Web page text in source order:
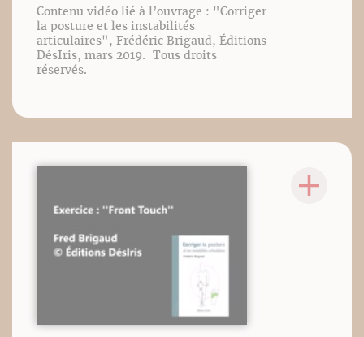
Contenu vidéo lié à l’ouvrage : "Corriger
la posture et les instabilités
articulaires", Frédéric Brigaud, Éditions
DésIris, mars 2019. Tous droits
réservés.